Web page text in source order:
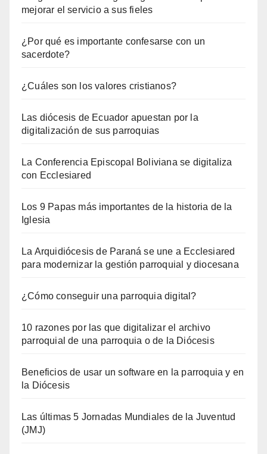
mejorar el servicio a sus fieles
¿Por qué es importante confesarse con un
sacerdote?
¿Cuáles son los valores cristianos?
Las diócesis de Ecuador apuestan por la
digitalización de sus parroquias
La Conferencia Episcopal Boliviana se digitaliza
con Ecclesiared
Los 9 Papas más importantes de la historia de la
Iglesia
La Arquidiócesis de Paraná se une a Ecclesiared
para modernizar la gestión parroquial y diocesana
¿Cómo conseguir una parroquia digital?
10 razones por las que digitalizar el archivo
parroquial de una parroquia o de la Diócesis
Beneficios de usar un software en la parroquia y en
la Diócesis
Las últimas 5 Jornadas Mundiales de la Juventud
(JMJ)